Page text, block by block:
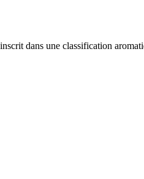
dans une classification